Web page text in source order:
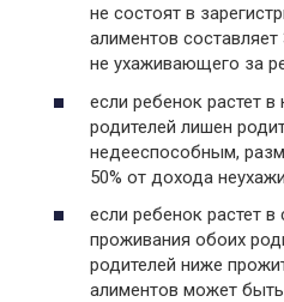
не состоят в
алиментов
не ухаживающего за
если ребенок растет
родителей лишен
недееспособным,
50% от дохода
если ребенок растет в
проживания обоих
родителей ниже
алиментов может быть